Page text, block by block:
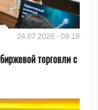
24.07.2026 - 09:18
торговли с